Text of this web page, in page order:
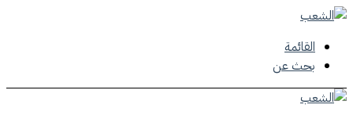
القائمة
بحث عن